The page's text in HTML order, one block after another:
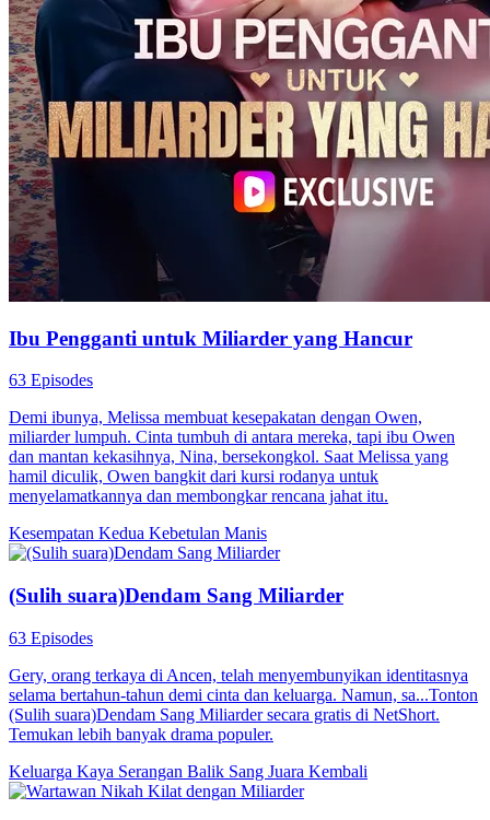
Ibu Pengganti untuk Miliarder yang Hancur
63 Episodes
Demi ibunya, Melissa membuat kesepakatan dengan Owen,
miliarder lumpuh. Cinta tumbuh di antara mereka, tapi ibu Owen
dan mantan kekasihnya, Nina, bersekongkol. Saat Melissa yang
hamil diculik, Owen bangkit dari kursi rodanya untuk
menyelamatkannya dan membongkar rencana jahat itu.
Kesempatan Kedua Kebetulan Manis
(Sulih suara)Dendam Sang Miliarder
63 Episodes
Gery, orang terkaya di Ancen, telah menyembunyikan identitasnya
selama bertahun-tahun demi cinta dan keluarga. Namun, sa...Tonton
(Sulih suara)Dendam Sang Miliarder secara gratis di NetShort.
Temukan lebih banyak drama populer.
Keluarga Kaya Serangan Balik Sang Juara Kembali